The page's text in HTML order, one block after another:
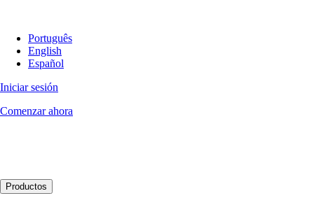
Português
English
Español
Iniciar sesión
Comenzar ahora
Productos